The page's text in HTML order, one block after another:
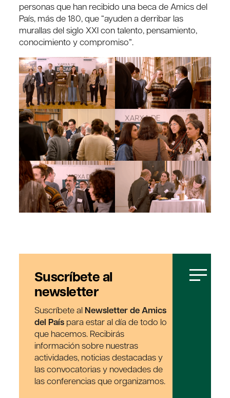
personas que han recibido una beca de Amics del
País, más de 180, que “ayuden a derribar las
murallas del siglo XXI con talento, pensamiento,
conocimiento y compromiso”.
Suscríbete al
newsletter
Suscríbete al Newsletter de Amics
del País para estar al día de todo lo
que hacemos. Recibirás
información sobre nuestras
actividades, noticias destacadas y
las convocatorias y novedades de
las conferencias que organizamos.